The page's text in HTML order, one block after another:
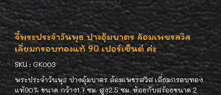
จี้พระประจำวันพุธ ปางอุ้มบาตร ล้อมเพชรสวิส
เลี่ยมกรอบทองแท้ 90 เปอร์เซ็นต์ ค่ะ
SKU : GK003
พระประจำวันพุธ ปางอุ้มบาตร ล้อมเพชรสวิส เลี่ยมกรอบทอง
แท้90% ขนาด กว้าง1.7 ซม. สูง2.5 ซม. ห้อยกับสร้อยขนาด 2